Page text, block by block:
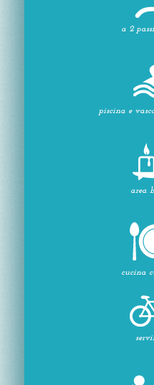
a 2
piscina e
area
cucina